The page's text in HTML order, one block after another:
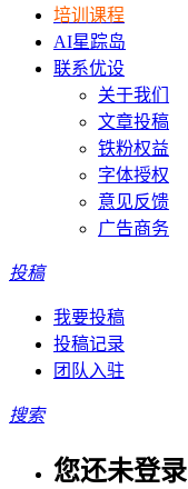
培训课程
AI星踪岛
联系优设
关于我们
文章投稿
铁粉权益
字体授权
意见反馈
广告商务
投稿
我要投稿
投稿记录
团队入驻
搜索
您还未登录